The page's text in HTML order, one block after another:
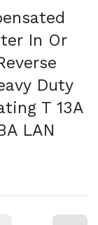
In Or
Duty
T 13A
LAN